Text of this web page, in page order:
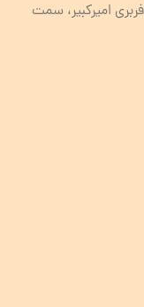
مسافربری امیرکبیر، سمت